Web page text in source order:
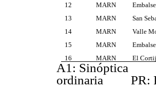
12
MARN
13
MARN San
14
MARN Valle
15
MARN
16
MARN El
A1: Sinóptica
ordinaria PR: